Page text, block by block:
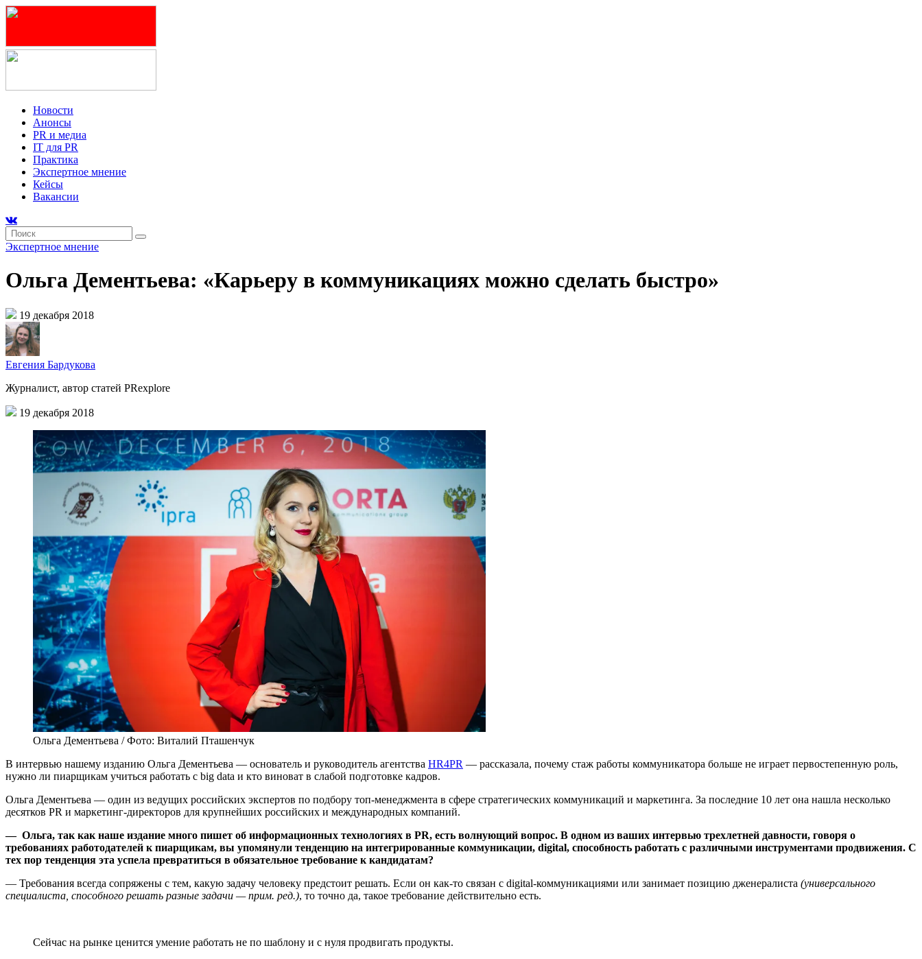
Новости
Анонсы
PR и медиа
IT для PR
Практика
Экспертное мнение
Кейсы
Вакансии
Экспертное мнение
Ольга Дементьева: «Карьеру в коммуникациях можно сделать быстро»
19 декабря 2018
Евгения Бардукова
Журналист, автор статей PRexplore
19 декабря 2018
Ольга Дементьева / Фото: Виталий Пташенчук
В интервью нашему изданию Ольга Дементьева — основатель и руководитель агентства HR4PR — рассказала, почему стаж работы коммуникатора больше не играет первостепенную роль,
нужно ли пиарщикам учиться работать с big data и кто виноват в слабой подготовке кадров.
Ольга Дементьева — один из ведущих российских экспертов по подбору топ-менеджмента в сфере стратегических коммуникаций и маркетинга. За последние 10 лет она нашла несколько
десятков PR и маркетинг-директоров для крупнейших российских и международных компаний.
— Ольга, так как наше издание много пишет об информационных технологиях в PR, есть волнующий вопрос. В одном из ваших интервью трехлетней давности, говоря о
требованиях работодателей к пиарщикам, вы упомянули тенденцию на интегрированные коммуникации, digital, способность работать с различными инструментами продвижения. С
тех пор тенденция эта успела превратиться в обязательное требование к кандидатам?
— Требования всегда сопряжены с тем, какую задачу человеку предстоит решать. Если он как-то связан с digital-коммуникациями или занимает позицию дженералиста (универсального
специалиста, способного решать разные задачи — прим. ред.), то точно да, такое требование действительно есть.
Сейчас на рынке ценится умение работать не по шаблону и с нуля продвигать продукты.